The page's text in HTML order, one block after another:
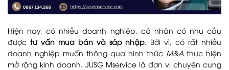
Hiện nay, có nhiều doanh nghiệp, cá nhân có nhu cầu
được tư vấn mua bán và sáp nhập. Bởi vì, có rất nhiều
doanh nghiệp muốn thông qua hình thức M&A thực hiện
mở rộng kinh doanh. JUSG Mservice là đơn vị chuyên cung